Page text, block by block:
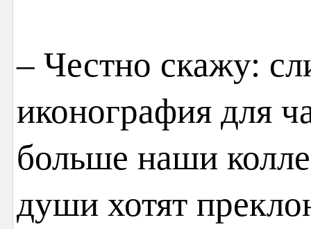
– Честно скажу:
иконография для
больше наши
души хотят